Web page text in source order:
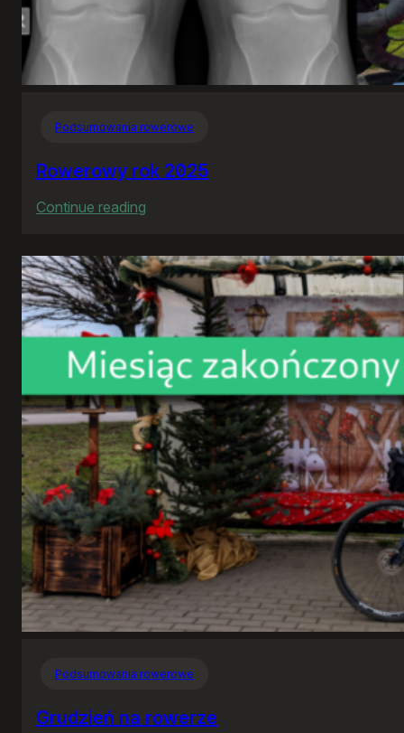
Podsumowania rowerowe
Rowerowy rok 2025
Continue reading
rok
2025
Podsumowania rowerowe
Grudzień na rowerze